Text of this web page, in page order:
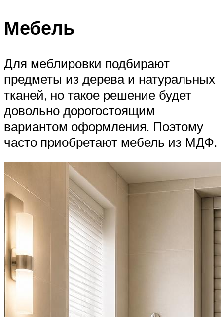
Мебель
Для меблировки подбирают
предметы из дерева и натуральных
тканей, но такое решение будет
довольно дорогостоящим
вариантом оформления. Поэтому
часто приобретают мебель из МДФ.